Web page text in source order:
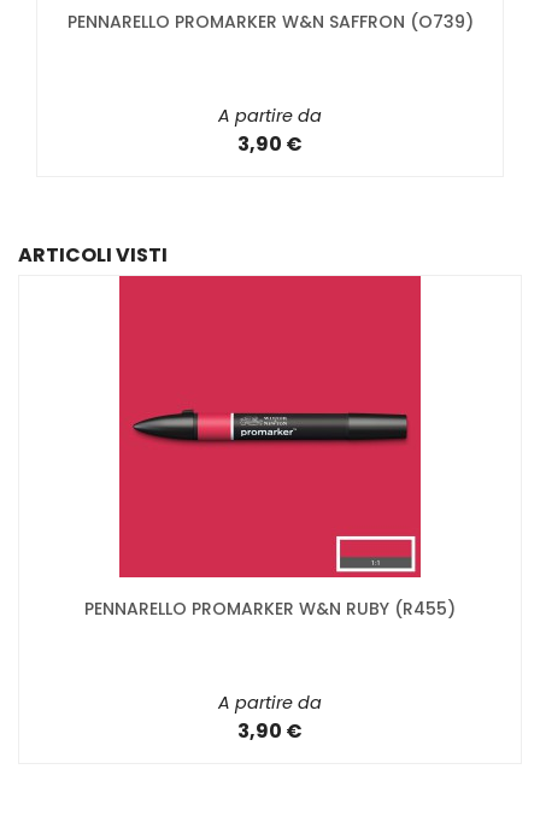
PENNARELLO PROMARKER W&N SAFFRON (O739)
A partire da
3,90 €
ARTICOLI VISTI
PENNARELLO PROMARKER W&N RUBY (R455)
A partire da
3,90 €